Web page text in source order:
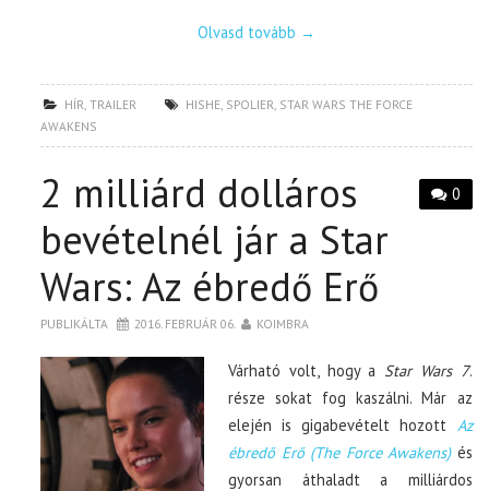
Olvasd tovább →
HÍR ,TRAILER HISHE SPOLIER STAR WARS THE FORCE
AWAKENS
0
2 milliárd dolláros
bevételnél jár a Star
Wars: Az ébredő Erő
PUBLIKÁLTA 2016. FEBRUÁR 06. KOIMBRA
Várható volt, hogy a Star Wars 7.
része sokat fog kaszálni. Már az
elején is gigabevételt hozott
Az
ébredő Erő (The Force Awakens)és
gyorsan áthaladt a milliárdos